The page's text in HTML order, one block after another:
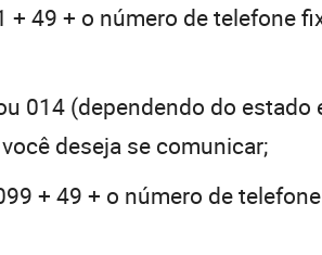
+ 49 + o número de telefone
014 (dependendo do estado
deseja se comunicar;
+ 49 + o número de